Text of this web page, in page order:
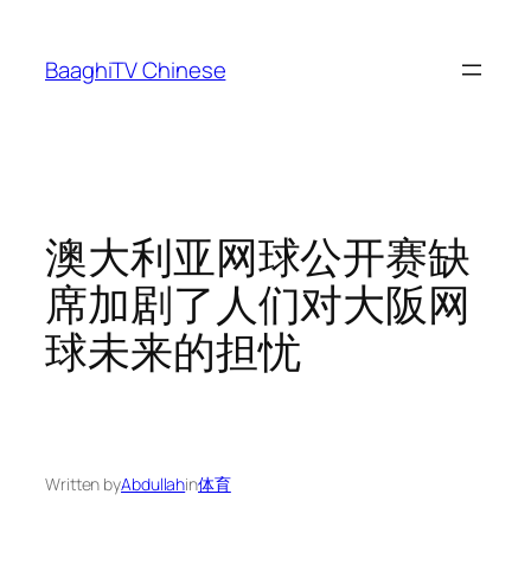
content
BaaghiTV Chinese
澳大利亚网球公开赛缺
席加剧了人们对大阪网
球未来的担忧
Written byAbdullahin体育